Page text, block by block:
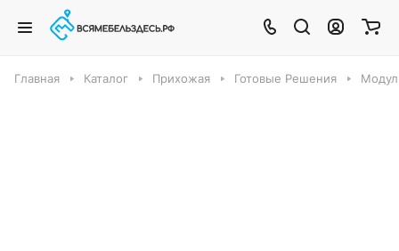
Главная Каталог Прихожая Готовые Решения